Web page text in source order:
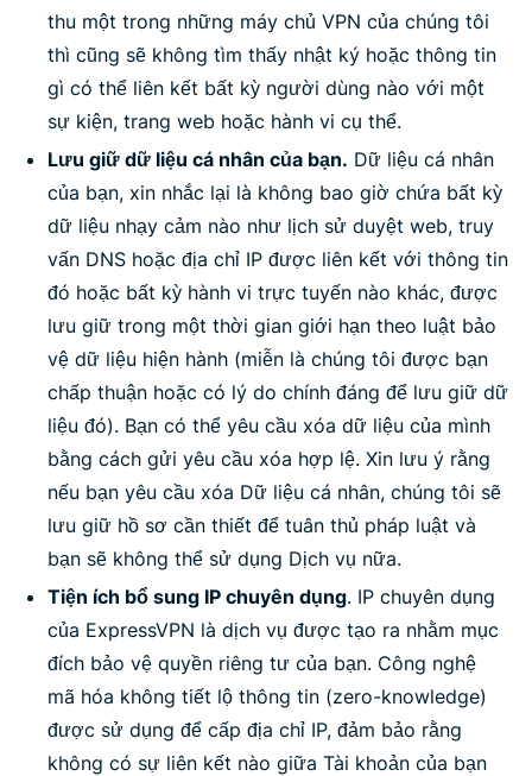
thu một trong những máy chủ VPN của chúng tôi
thì cũng sẽ không tìm thấy nhật ký hoặc thông tin
gì có thể liên kết bất kỳ người dùng nào với một
sự kiện, trang web hoặc hành vi cụ thể.
Lưu giữ dữ liệu cá nhân của bạn. Dữ liệu cá nhân
của bạn, xin nhắc lại là không bao giờ chứa bất kỳ
dữ liệu nhạy cảm nào như lịch sử duyệt web, truy
vấn DNS hoặc địa chỉ IP được liên kết với thông tin
đó hoặc bất kỳ hành vi trực tuyến nào khác, được
lưu giữ trong một thời gian giới hạn theo luật bảo
vệ dữ liệu hiện hành (miễn là chúng tôi được bạn
chấp thuận hoặc có lý do chính đáng để lưu giữ dữ
liệu đó). Bạn có thể yêu cầu xóa dữ liệu của mình
bằng cách gửi yêu cầu xóa hợp lệ. Xin lưu ý rằng
nếu bạn yêu cầu xóa Dữ liệu cá nhân, chúng tôi sẽ
lưu giữ hồ sơ cần thiết để tuân thủ pháp luật và
bạn sẽ không thể sử dụng Dịch vụ nữa.
Tiện ích bổ sung IP chuyên dụng. IP chuyên dụng
của ExpressVPN là dịch vụ được tạo ra nhằm mục
đích bảo vệ quyền riêng tư của bạn. Công nghệ
mã hóa không tiết lộ thông tin (zero-knowledge)
được sử dụng để cấp địa chỉ IP, đảm bảo rằng
không có sự liên kết nào giữa Tài khoản của bạn